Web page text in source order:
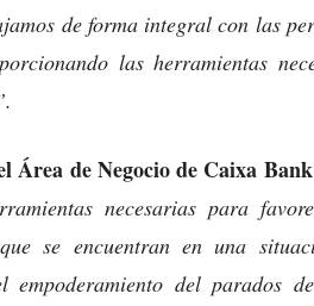
de forma integral con las
las herramientas
Área de Negocio de Caixa
necesarias para
se encuentran en una
del parados